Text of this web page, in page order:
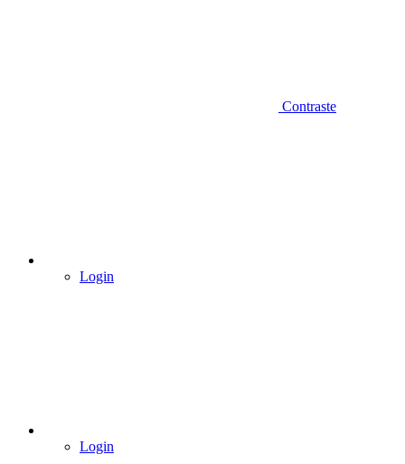
Contraste
Login
Login